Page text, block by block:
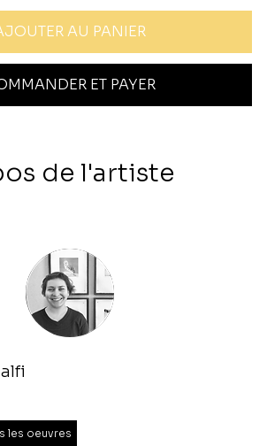
de l'artiste
les oeuvres
AU PANIER
ET PAYER